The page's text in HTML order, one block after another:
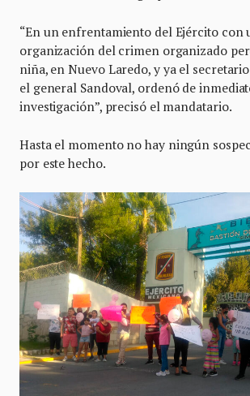
“En un enfrentamiento del Ejército con
organización del crimen organizado
niña, en Nuevo Laredo, y ya el
el general Sandoval, ordenó de
investigación”, precisó el mandatario.
Hasta el momento no hay ningún
por este hecho.